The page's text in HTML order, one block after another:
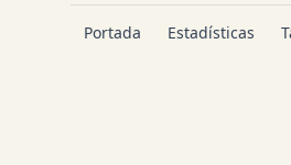
Portada Estadísticas